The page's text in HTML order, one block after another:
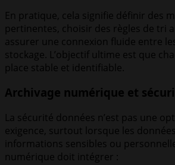
En pratique, cela signifie définir des
pertinentes, choisir des règles de tri
assurer une connexion fluide entre
stockage. L’objectif ultime est que
place stable et identifiable.
Archivage numérique et
La sécurité données n’est pas une
exigence, surtout lorsque les
informations sensibles ou
numérique doit intégrer :